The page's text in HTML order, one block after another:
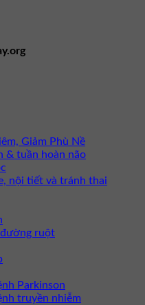
Giảm Phù Nề
& tuần hoàn não
nội tiết và tránh thai
ruột
Parkinson
truyền nhiễm